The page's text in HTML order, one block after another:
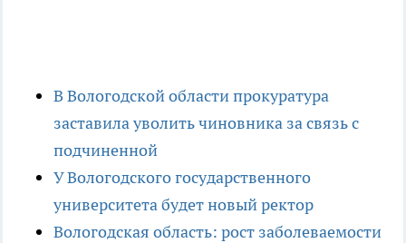
В Вологодской области прокуратура
заставила уволить чиновника за связь с
подчиненной
У Вологодского государственного
университета будет новый ректор
Вологодская область: рост заболеваемости